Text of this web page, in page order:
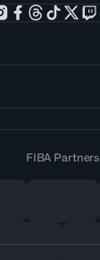
FIBA Partners